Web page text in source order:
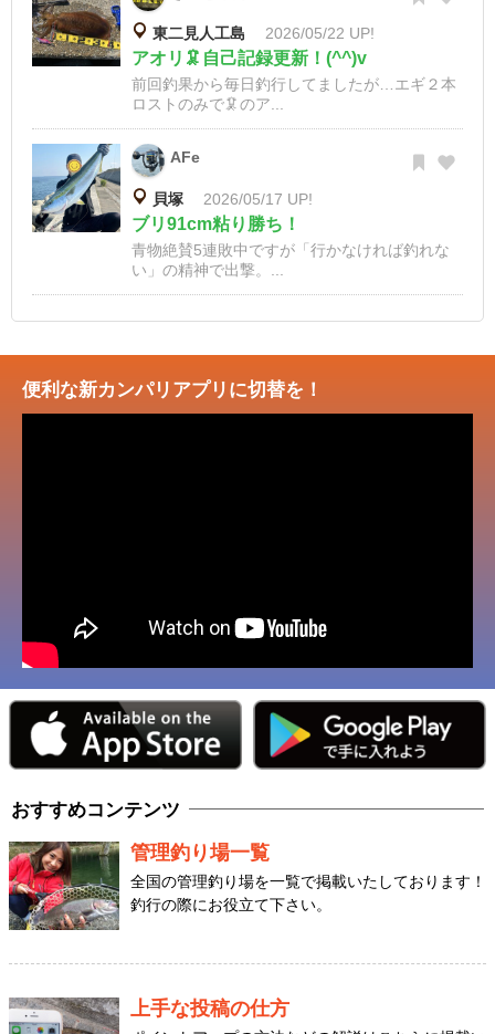
東二見人工島 2026/05/22 UP!
アオリ🦑自己記録更新！(^^)v
前回釣果から毎日釣行してましたが…エギ２本
ロストのみで🦑のア...
AFe
貝塚 2026/05/17 UP!
ブリ91cm粘り勝ち！
青物絶賛5連敗中ですが「行かなければ釣れな
い」の精神で出撃。...
便利な新カンパリアプリに切替を！
おすすめコンテンツ
管理釣り場一覧
全国の管理釣り場を一覧で掲載いたしております！
釣行の際にお役立て下さい。
上手な投稿の仕方